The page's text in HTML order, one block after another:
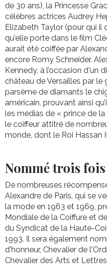
de 30 ans), la Princesse
célèbres actrices Audrey
Elizabeth Taylor (pour qui il
qu'elle porte dans le film
aurait été coiffée par
encore Romy Schneider.
Kennedy, à l’occasion d'un
château de Versailles par le
parsème de diamants le
américain, prouvant ainsi
les médias de « prince de
le coiffeur attitré de
monde, dont le Roi Hassan
Nommé trois
De nombreuses
Alexandre de Paris, qui se
la mode en 1963 et 1969,
Mondiale de la Coiffure et
du Syndicat de la Haute-
1993. Il sera également
d'honneur, Chevalier de
Chevalier des Arts et